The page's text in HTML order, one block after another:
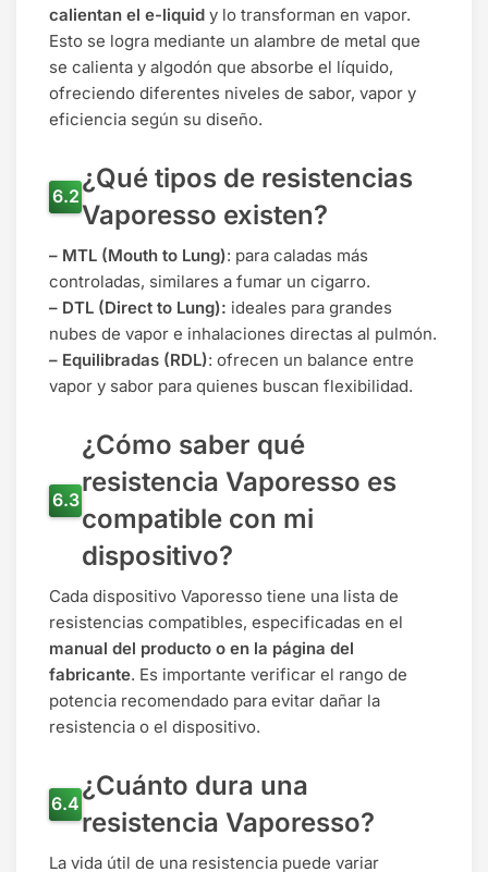
calientan el e-liquid y lo transforman en vapor.
Esto se logra mediante un alambre de metal que
se calienta y algodón que absorbe el líquido,
ofreciendo diferentes niveles de sabor, vapor y
eficiencia según su diseño.
¿Qué tipos de resistencias
Vaporesso existen?
– MTL (Mouth to Lung): para caladas más
controladas, similares a fumar un cigarro.
– DTL (Direct to Lung): ideales para grandes
nubes de vapor e inhalaciones directas al pulmón.
– Equilibradas (RDL): ofrecen un balance entre
vapor y sabor para quienes buscan flexibilidad.
¿Cómo saber qué
resistencia Vaporesso es
compatible con mi
dispositivo?
Cada dispositivo Vaporesso tiene una lista de
resistencias compatibles, especificadas en el
manual del producto o en la página del
fabricante. Es importante verificar el rango de
potencia recomendado para evitar dañar la
resistencia o el dispositivo.
¿Cuánto dura una
resistencia Vaporesso?
La vida útil de una resistencia puede variar